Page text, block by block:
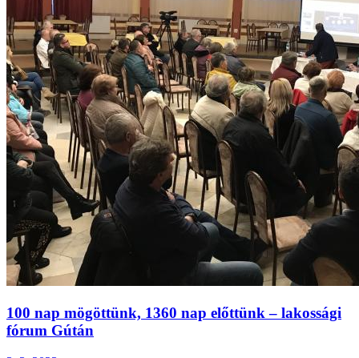
100 nap mögöttünk, 1360 nap előttünk – lakossági
fórum Gútán